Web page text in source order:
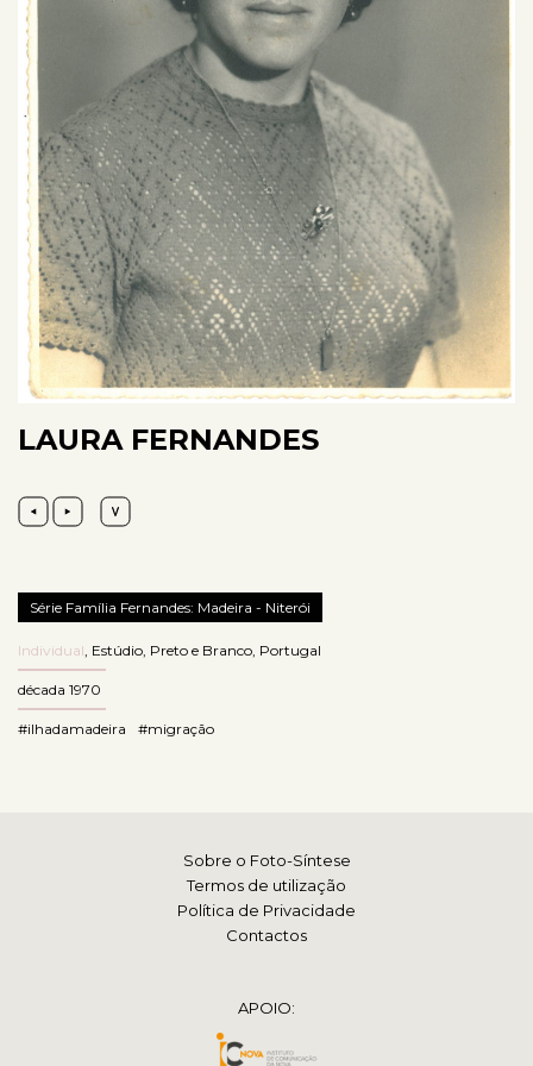
LAURA FERNANDES
Série Família Fernandes: Madeira - Niterói
Individual, Estúdio, Preto e Branco, Portugal
década 1970
#ilhadamadeira #migração
Sobre o Foto-Síntese
Termos de utilização
Política de Privacidade
Contactos
APOIO: